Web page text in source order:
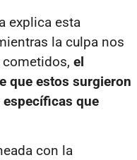
explica esta
la culpa nos
el
que estos surgieron
que
con la